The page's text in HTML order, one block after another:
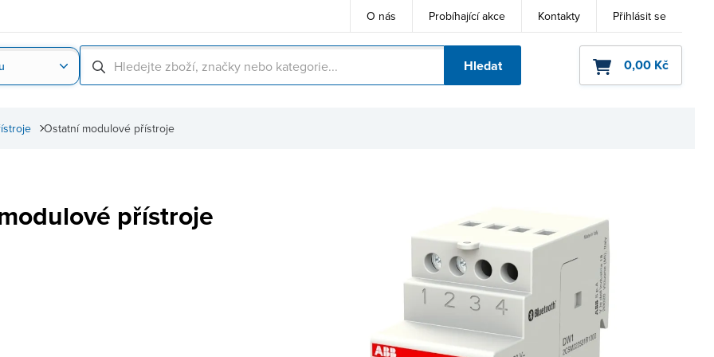
O nás Probíhající akce Kontakty Přihlásit se
Hledat 0,00 Kč
Ostatní modulové přístroje
přístroje